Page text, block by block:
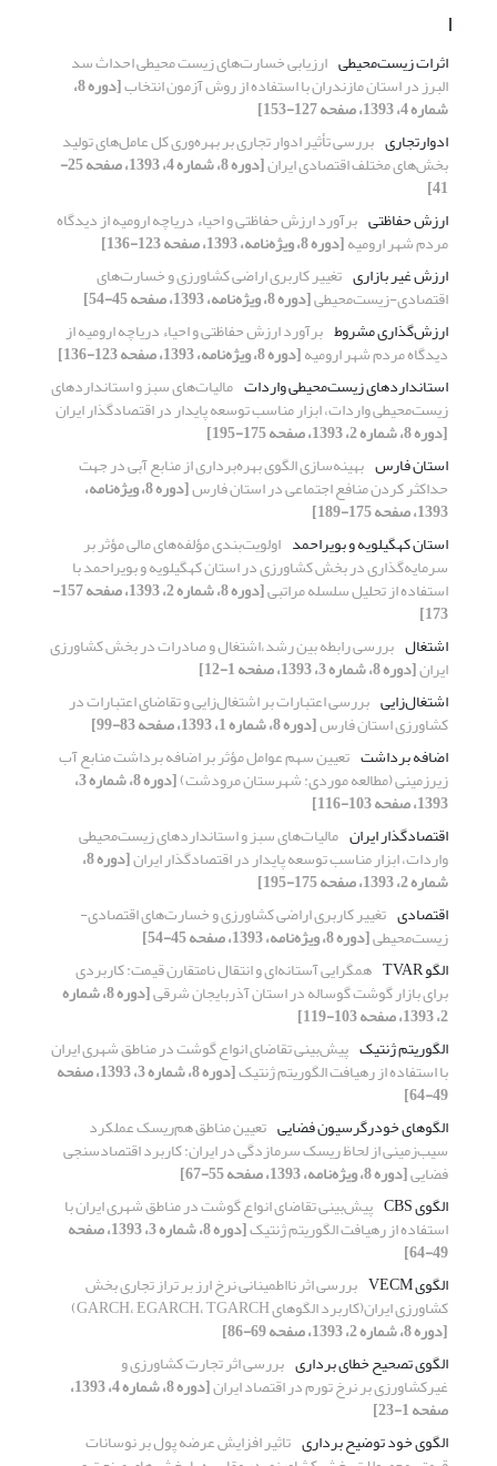
ا
اثرات زیست‌محیطی ارزیابی خسارت‌های زیست محیطی احداث سد
البرز در استان مازندران با استفاده از روش آزمون انتخاب [دوره 8،
شماره 4، 1393، صفحه 127-153]
ادوارتجاری بررسی تأثیر ادوار تجاری بر بهره‌وری کل عامل‌های تولید
بخش‌های مختلف اقتصادی ایران [دوره 8، شماره 4، 1393، صفحه 25-
41]
ارزش حفاظتی برآورد ارزش حفاظتی و احیاء دریاچه ارومیه از دیدگاه
مردم شهر ارومیه[دوره 8، ویژه‌نامه، 1393، صفحه 123-136]
ارزش غیر بازاری تغییر کاربری اراضی کشاورزی و خسارت‌های
اقتصادی-زیست‌محیطی[دوره 8، ویژه‌نامه، 1393، صفحه 45-54]
ارزش‌گذاری مشروط برآورد ارزش حفاظتی و احیاء دریاچه ارومیه از
دیدگاه مردم شهر ارومیه[دوره 8، ویژه‌نامه، 1393، صفحه 123-136]
استانداردهای زیست‌محیطی واردات مالیات‌های سبز و استانداردهای
زیست‌محیطی واردات، ابزار مناسب توسعه پایدار در اقتصادگذار ایران
[دوره 8، شماره 2، 1393، صفحه 175-195]
استان فارس بهینه‌سازی الگوی بهره‌برداری از منابع آبی در جهت
حداکثر کردن منافع اجتماعی در استان فارس [دوره 8، ویژه‌نامه،
1393، صفحه 175-189]
استان کهگیلویه و بویراحمد اولویت‌بندی مؤلفه‌های مالی مؤثر بر
سرمایه‌گذاری در بخش کشاورزی در استان کهگیلویه و بویراحمد با
استفاده از تحلیل سلسله مراتبی [دوره 8، شماره 2، 1393، صفحه 157-
173]
اشتغال بررسی رابطه بین رشد،اشتغال و صادرات در بخش کشاورزی
ایران[دوره 8، شماره 3، 1393، صفحه 1-12]
اشتغال‌زایی بررسی اعتبارات بر اشتغال‌زایی و تقاضای اعتبارات در
کشاورزی استان فارس[دوره 8، شماره 1، 1393، صفحه 83-99]
اضافه برداشت تعیین سهم عوامل مؤثر بر اضافه برداشت منابع آب
زیرزمینی (مطالعه موردی: شهرستان مرودشت) [دوره 8، شماره 3،
1393، صفحه 103-116]
اقتصادگذار ایران مالیات‌های سبز و استانداردهای زیست‌محیطی
واردات، ابزار مناسب توسعه پایدار در اقتصادگذار ایران [دوره 8،
شماره 2، 1393، صفحه 175-195]
اقتصادی تغییر کاربری اراضی کشاورزی و خسارت‌های اقتصادی-
زیست‌محیطی[دوره 8، ویژه‌نامه، 1393، صفحه 45-54]
الگو TVAR
همگرایی آستانه‌ای و انتقال نامتقارن قیمت: کاربردی
برای بازار گوشت گوساله در استان آذربایجان شرقی [دوره 8، شماره
2، 1393، صفحه 103-119]
الگوریتم ژنتیک پیش‌بینی تقاضای انواع گوشت در مناطق شهری ایران
با استفاده از رهیافت الگوریتم ژنتیک [دوره 8، شماره 3، 1393، صفحه
49-64]
الگوهای خودرگرسیون فضایی تعیین مناطق هم‌ریسک عملکرد
سیب‌زمینی از لحاظ ریسک سرمازدگی در ایران: کاربرد اقتصادسنجی
فضایی[دوره 8، ویژه‌نامه، 1393، صفحه 55-67]
الگوی CBS
پیش‌بینی تقاضای انواع گوشت در مناطق شهری ایران با
استفاده از رهیافت الگوریتم ژنتیک [دوره 8، شماره 3، 1393، صفحه
49-64]
الگوی VECM
بررسی اثر نااطمینانی نرخ ارز بر تراز تجاری بخش
کشاورزی ایران(کاربرد الگوهای GARCH، EGARCH، TGARCH)
[دوره 8، شماره 2، 1393، صفحه 69-86]
الگوی تصحیح خطای برداری بررسی اثر تجارت کشاورزی و
غیرکشاورزی بر نرخ تورم در اقتصاد ایران [دوره 8، شماره 4، 1393،
صفحه 1-23]
الگوی خود توضیح برداری تاثیر افزایش عرضه پول بر نوسانات